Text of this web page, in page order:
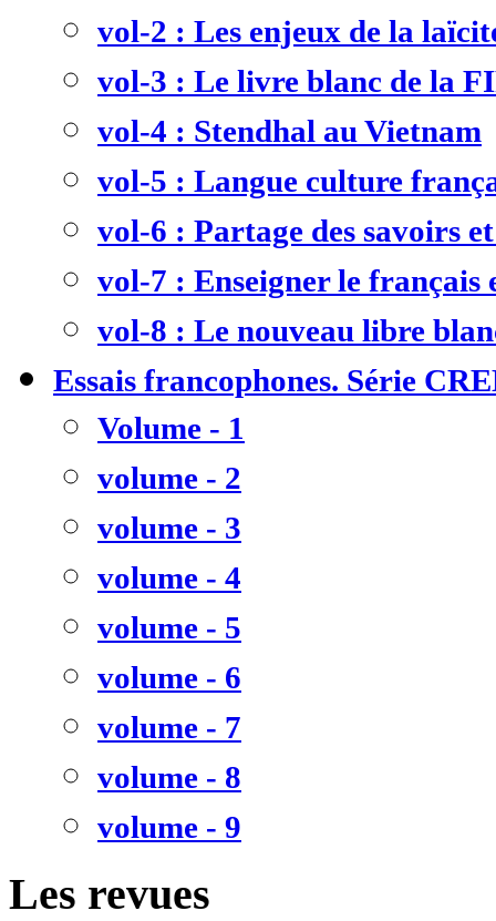
vol-2 : Les enjeux de la
vol-3 : Le livre blanc de la
vol-4 : Stendhal au Vietnam
vol-5 : Langue culture
vol-6 : Partage des savoirs
vol-7 : Enseigner le
vol-8 : Le nouveau libre
Essais francophones. Série
Volume - 1
volume - 2
volume - 3
volume - 4
volume - 5
volume - 6
volume - 7
volume - 8
volume - 9
Les revues